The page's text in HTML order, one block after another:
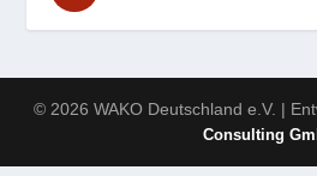
© 2026 WAKO Deutschland e.V. |
Consulting